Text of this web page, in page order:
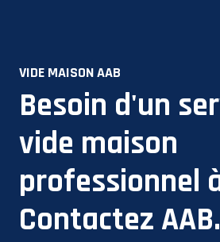
VIDE MAISON AAB
Besoin d'un
vide maison
professionnel
Contactez AAB.